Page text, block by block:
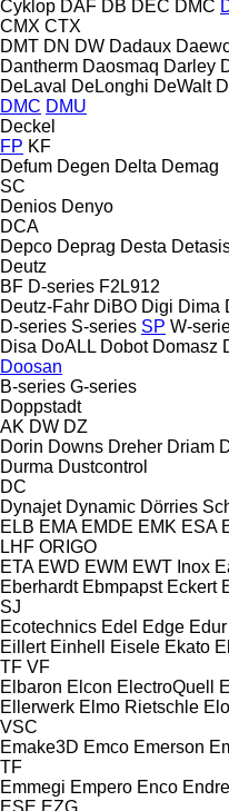
Cyklop DAF DB DEC DMC
CMX CTX
DMT DN DW Dadaux
Dantherm Daosmaq Darley
DeLaval
DeLonghi DeWalt
DMC DMU
Deckel
FP KF
Defum Degen Delta Demag
SC
Denios Denyo
DCA
Depco Deprag Desta
Deutz
BF D-series F2L912
Deutz-Fahr DiBO Digi Dima
D-series S-series SP W-
Disa DoALL Dobot Domasz
Doosan
B-series G-series
Doppstadt
AK DW DZ
Dorin Downs Dreher Driam
Durma Dustcontrol
DC
Dynajet Dynamic Dörries
ELB EMA EMDE EMK ESA
LHF ORIGO
ETA EWD EWM EWT Inox
Eberhardt Ebmpapst Eckert
SJ
Ecotechnics Edel Edge Edur
Eillert Einhell Eisele Ekato
TF VF
Elbaron Elcon ElectroQuell
Ellerwerk Elmo Rietschle
VSC
Emake3D Emco Emerson
TF
Emmegi Empero Enco
ESE EZG